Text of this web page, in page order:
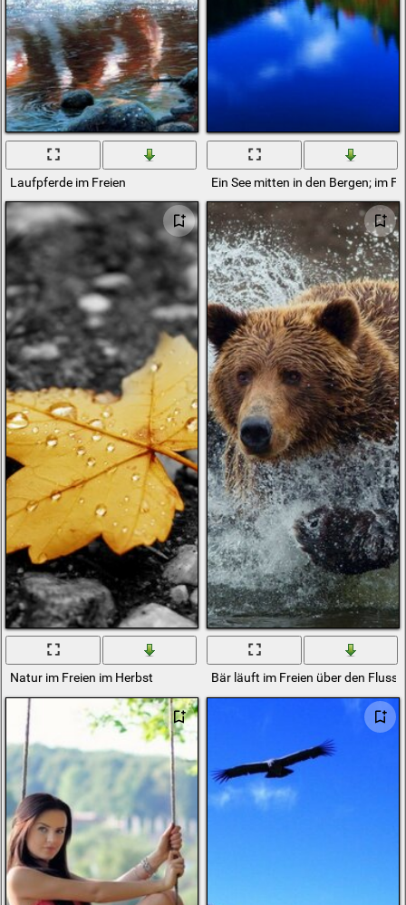
Laufpferde im Freien Ein See mitten in den Bergen; im
Natur im Freien im Herbst Bär läuft im Freien über den Fluss